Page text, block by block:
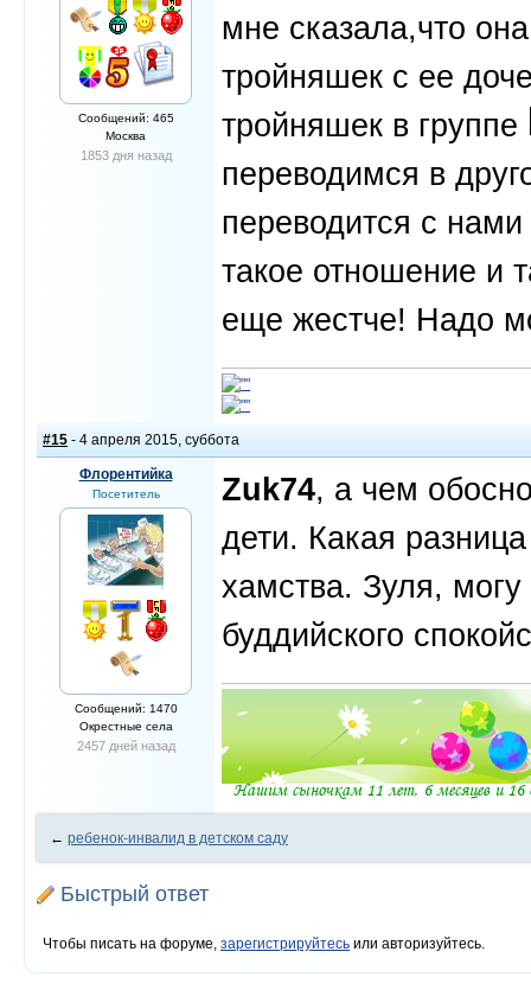
Сообщений: 465
Москва
1853 дня назад
мне сказала,что
тройняшек с ее
тройняшек в группе
переводимся в
переводится с
такое отношение и
еще жестче! Надо
#15 - 4 апреля 2015, суббота
Флорентийка
Посетитель
Сообщений: 1470
Окрестные села
2457 дней назад
Zuk74, а чем
дети. Какая
хамства. Зуля, могу
буддийского
← ребенок-инвалид в детском саду
Быстрый ответ
Чтобы писать на форуме, зарегистрируйтесь или авторизуйтесь.